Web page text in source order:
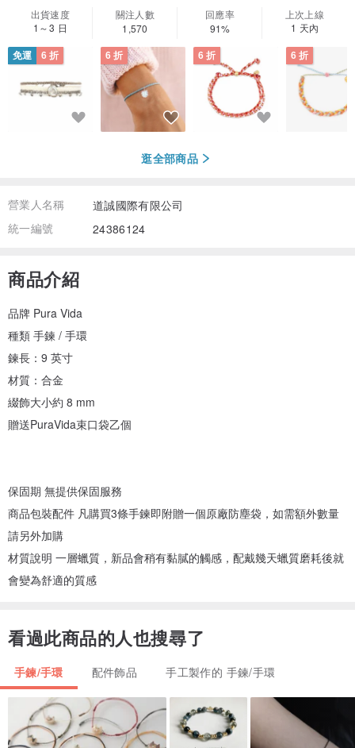
出貨速度
1～3 日
關注人數
1,570
回應率
91%
上次上線
1 天內
免運 6 折 6 折 6 折 6 折
逛全部商品
營業人名稱
道誠國際有限公司
統一編號
24386124
商品介紹
品牌 Pura Vida
種類 手鍊 / 手環
鍊長：9 英寸
材質：合金
綴飾大小約 8 mm
贈送PuraVida束口袋乙個
保固期 無提供保固服務
商品包裝配件 凡購買3條手鍊即附贈一個原廠防塵袋，如需額外數量
請另外加購
材質說明 一層蠟質，新品會稍有黏膩的觸感，配戴幾天蠟質磨耗後就
會變為舒適的質感
看過此商品的人也搜尋了
手鍊/手環 配件飾品 手工製作的 手鍊/手環